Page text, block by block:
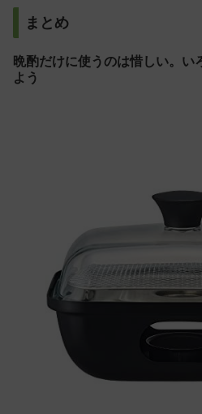
まとめ
晩酌だけに使うのは惜しい。い
よう